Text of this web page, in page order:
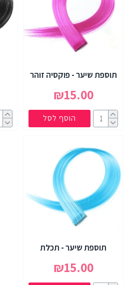
תוספת שיער - פוקסיה זוהר
₪15.00
הוסף לסל
תוספת שיער - תכלת
₪15.00